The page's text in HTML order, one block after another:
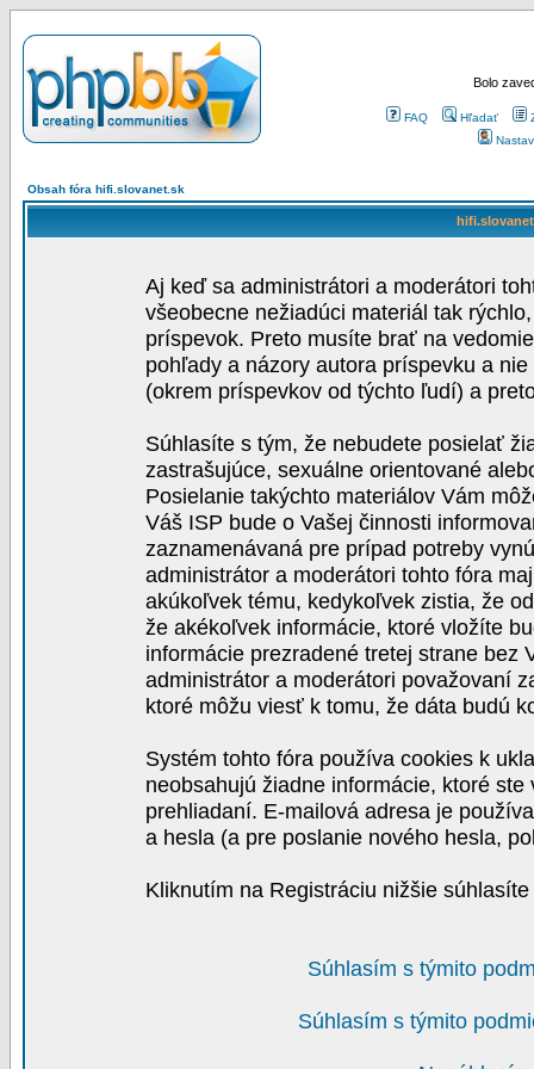
Bolo
FAQ Hľadať
Obsah fóra hifi.slovanet.sk
Aj keď sa administrátori a moderátori
všeobecne nežiadúci materiál tak
príspevok. Preto musíte brať na
pohľady a názory autora príspevku a
(okrem príspevkov od týchto ľudí) a
Súhlasíte s tým, že nebudete posielať
zastrašujúce, sexuálne orientované
Posielanie takýchto materiálov Vám
Váš ISP bude o Vašej činnosti
zaznamenávaná pre prípad potreby
administrátor a moderátori tohto fóra
akúkoľvek tému, kedykoľvek zistia, že
že akékoľvek informácie, ktoré vložíte
informácie prezradené tretej strane bez
administrátor a moderátori považovaní
ktoré môžu viesť k tomu, že dáta budú
Systém tohto fóra používa cookies k
neobsahujú žiadne informácie, ktoré
prehliadaní. E-mailová adresa je
a hesla (a pre poslanie nového hesla,
Kliknutím na Registráciu nižšie
Súhlasím s týmito
Súhlasím s týmito